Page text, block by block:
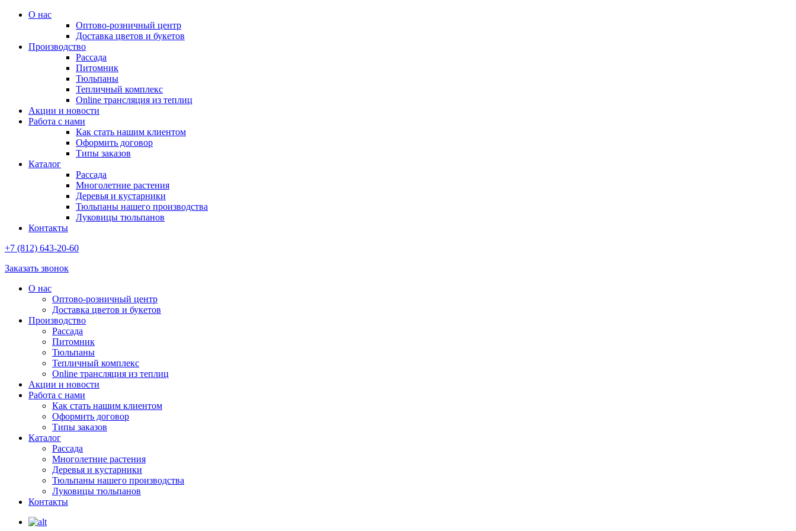
О нас
Оптово-розничный центр
Доставка цветов и букетов
Производство
Рассада
Питомник
Тюльпаны
Тепличный комплекс
Online трансляция из теплиц
Акции и новости
Работа с нами
Как стать нашим клиентом
Оформить договор
Типы заказов
Каталог
Рассада
Многолетние растения
Деревья и кустарники
Тюльпаны нашего производства
Луковицы тюльпанов
Контакты
+7 (812) 643-20-60
Заказать звонок
О нас
Оптово-розничный центр
Доставка цветов и букетов
Производство
Рассада
Питомник
Тюльпаны
Тепличный комплекс
Online трансляция из теплиц
Акции и новости
Работа с нами
Как стать нашим клиентом
Оформить договор
Типы заказов
Каталог
Рассада
Многолетние растения
Деревья и кустарники
Тюльпаны нашего производства
Луковицы тюльпанов
Контакты